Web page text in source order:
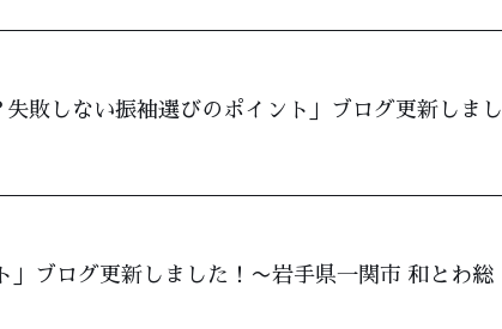
敗しない振袖選びのポイント」ブログ更新しまし
ブログ更新しました！〜岩手県一関市 和とわ総